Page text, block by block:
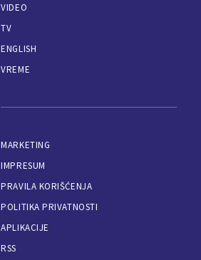
VIDEO
TV
ENGLISH
VREME
MARKETING
IMPRESUM
PRAVILA KORIŠĆENJA
POLITIKA PRIVATNOSTI
APLIKACIJE
RSS